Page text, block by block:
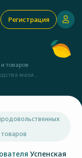
Регистрация
товаров
мази...
Успенская